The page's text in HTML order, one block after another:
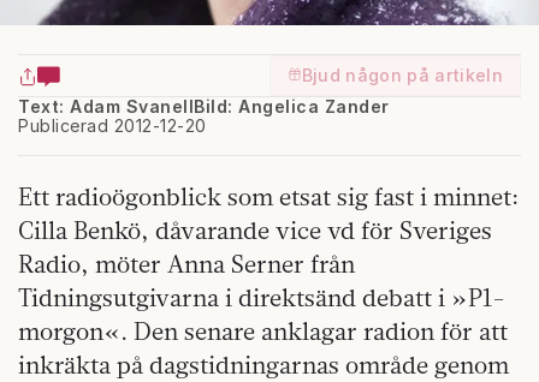
Bjud någon på artikeln
Text: Adam Svanell
Publicerad 2012-12-20
Bild: Angelica Zander
Ett radioögonblick som etsat sig fast i minnet:
Cilla Benkö, dåvarande vice vd för Sveriges
Radio, möter Anna Serner från
Tidningsutgivarna i direktsänd debatt i »P1-
morgon«. Den senare anklagar radion för att
inkräkta på dagstidningarnas område genom